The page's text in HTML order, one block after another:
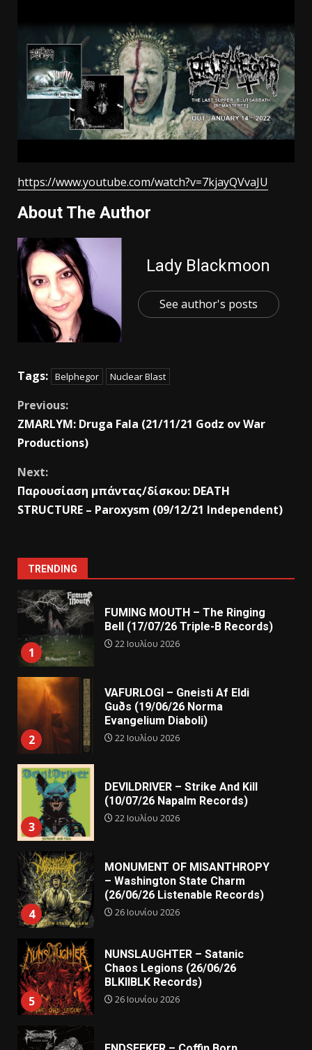
https://www.youtube.com/watch?v=7kjayQVvaJU
About The Author
Lady Blackmoon
See author's posts
Tags: Belphegor Nuclear Blast
Previous:
ZMARLYM: Druga Fala (21/11/21 Godz ov War
Productions)
Next:
Παρουσίαση μπάντας/δίσκου: DEATH
STRUCTURE – Paroxysm (09/12/21 Independent)
TRENDING
1
FUMING MOUTH – The Ringing
Bell (17/07/26 Triple-B Records)
22 Ιουλίου 2026
2
VAFURLOGI – Gneisti Af Eldi
Guðs (19/06/26 Norma
Evangelium Diaboli)
22 Ιουλίου 2026
3
DEVILDRIVER – Strike And Kill
(10/07/26 Napalm Records)
22 Ιουλίου 2026
4
MONUMENT OF MISANTHROPY
– Washington State Charm
(26/06/26 Listenable Records)
26 Ιουνίου 2026
5
NUNSLAUGHTER – Satanic
Chaos Legions (26/06/26
BLKIIBLK Records)
26 Ιουνίου 2026